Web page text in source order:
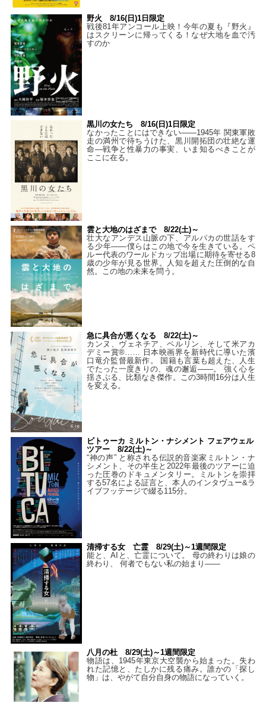
野火 8/16(日)1日限定
戦後81年アンコール上映！今年の夏も『野火』
はスクリーンに帰ってくる！なぜ大地を血で汚
すのか
黒川の女たち 8/16(日)1日限定
なかったことにはできない——1945年 関東軍敗
走の満州で待ちうけた、黒川開拓団の壮絶な運
命―戦争と性暴力の事実、いま知るべきことが
ここに在る。
雲と大地のはざまで 8/22(土)～
壮大なアンデス山脈の下、アルパカの世話をす
る少年――僕らはこの地で今を生きている。ペ
ルー代表のワールドカップ出場に期待を寄せる8
歳の少年が見る世界。人知を超えた圧倒的な自
然。この地の未来を問う。
急に具合が悪くなる 8/22(土)～
カンヌ、ヴェネチア、ベルリン、そして米アカ
デミー賞®…… 日本映画界を新時代に導いた濱
口竜介監督最新作。 国籍も言葉も超えた、人生
でたった一度きりの、魂の邂逅――。 強く心を
揺さぶる、比類なき傑作。この3時間16分は人生
を変える。
ビトゥーカ ミルトン・ナシメント フェアウェル
ツアー 8/22(土)～
“神の声” と称される伝説的音楽家ミルトン・ナ
シメント、その半生と2022年最後のツアーに迫
った圧巻のドキュメンタリー。ミルトンを崇拝
する57名による証言と、本人のインタヴュー&ラ
イブフッテージで綴る115分。
清掃する女 亡霊 8/29(土)～1週間限定
能と、AIと、亡霊について。 母の終わりは娘の
終わり、 何者でもない私の始まり――
八月の杜 8/29(土)～1週間限定
物語は、1945年東京大空襲から始まった。失わ
れた記憶と、たしかに残る痛み。誰かの「探し
物」は、やがて自分自身の物語になっていく。